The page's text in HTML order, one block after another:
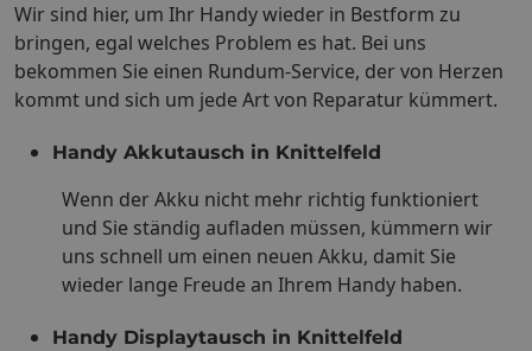
Wir sind hier, um Ihr Handy wieder in Bestform zu
bringen, egal welches Problem es hat. Bei uns
bekommen Sie einen Rundum-Service, der von Herzen
kommt und sich um jede Art von Reparatur kümmert.
Handy Akkutausch in Knittelfeld
Wenn der Akku nicht mehr richtig funktioniert
und Sie ständig aufladen müssen, kümmern wir
uns schnell um einen neuen Akku, damit Sie
wieder lange Freude an Ihrem Handy haben.
Handy Displaytausch in Knittelfeld